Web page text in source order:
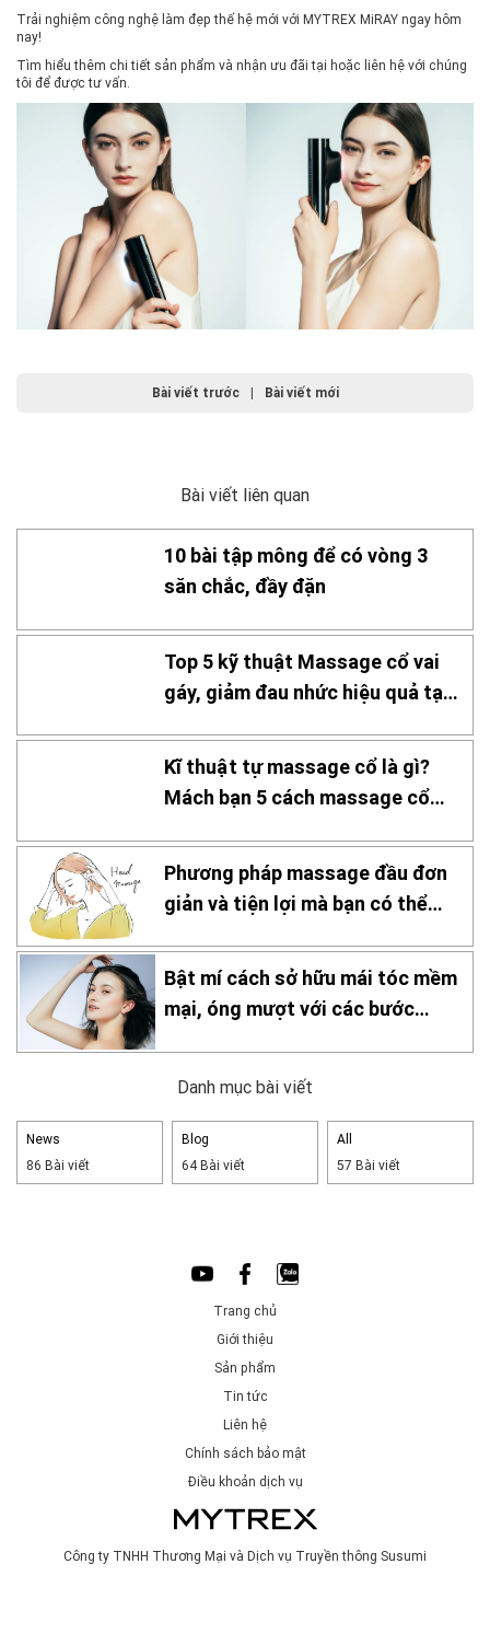
Trải nghiệm công nghệ làm đẹp thế hệ mới với MYTREX MiRAY ngay hôm
nay!
Tìm hiểu thêm chi tiết sản phẩm và nhận ưu đãi tại hoặc liên hệ với chúng
tôi để được tư vấn.
Bài viết trước | Bài viết mới
Bài viết liên quan
10 bài tập mông để có vòng 3
săn chắc, đầy đặn
Top 5 kỹ thuật Massage cổ vai
gáy, giảm đau nhức hiệu quả tại
Kĩ thuật tự massage cổ là gì?
Mách bạn 5 cách massage cổ
Phương pháp massage đầu đơn
giản và tiện lợi mà bạn có thể
Bật mí cách sở hữu mái tóc mềm
mại, óng mượt với các bước
Danh mục bài viết
News
86 Bài viết
Blog
64 Bài viết
All
57 Bài viết
Trang chủ
Giới thiệu
Sản phẩm
Tin tức
Liên hệ
Chính sách bảo mật
Điều khoản dịch vụ
Công ty TNHH Thương Mại và Dịch vụ Truyền thông Susumi